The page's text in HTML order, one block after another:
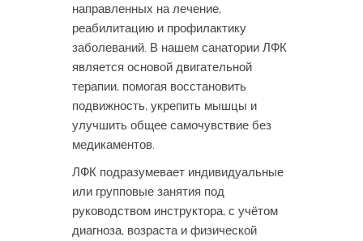
направленных на лечение,
реабилитацию и профилактику
заболеваний. В нашем санатории ЛФК
является основой двигательной
терапии, помогая восстановить
подвижность, укрепить мышцы и
улучшить общее самочувствие без
медикаментов.
ЛФК подразумевает индивидуальные
или групповые занятия под
руководством инструктора, с учётом
диагноза, возраста и физической